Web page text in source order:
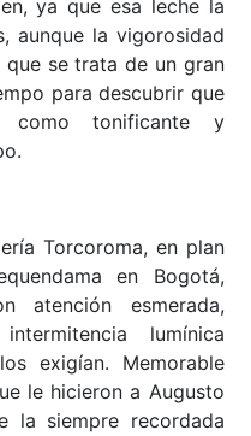
ya que esa leche la
aunque la vigorosidad
se trata de un gran
para descubrir que
como tonificante y
Torcoroma, en plan
en Bogotá,
atención esmerada,
lumínica
exigían. Memorable
le hicieron a Augusto
la siempre recordada